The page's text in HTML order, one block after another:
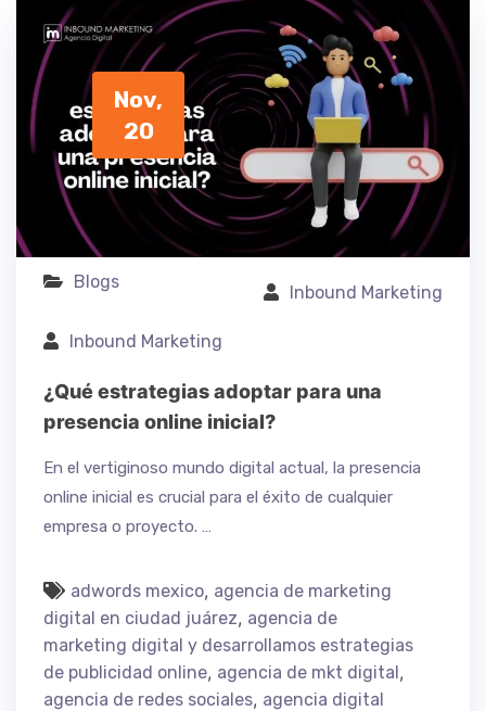
Nov,
20
Blogs
Inbound Marketing
Inbound Marketing
¿Qué estrategias adoptar para una
presencia online inicial?
En el vertiginoso mundo digital actual, la presencia
online inicial es crucial para el éxito de cualquier
empresa o proyecto. …
adwords mexico, agencia de marketing
digital en ciudad juárez, agencia de
marketing digital y desarrollamos estrategias
de publicidad online, agencia de mkt digital,
agencia de redes sociales, agencia digital